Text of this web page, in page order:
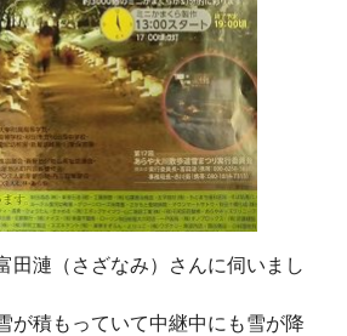
田漣（さざなみ）さんに伺いまし
が積もっていて中継中にも雪が降